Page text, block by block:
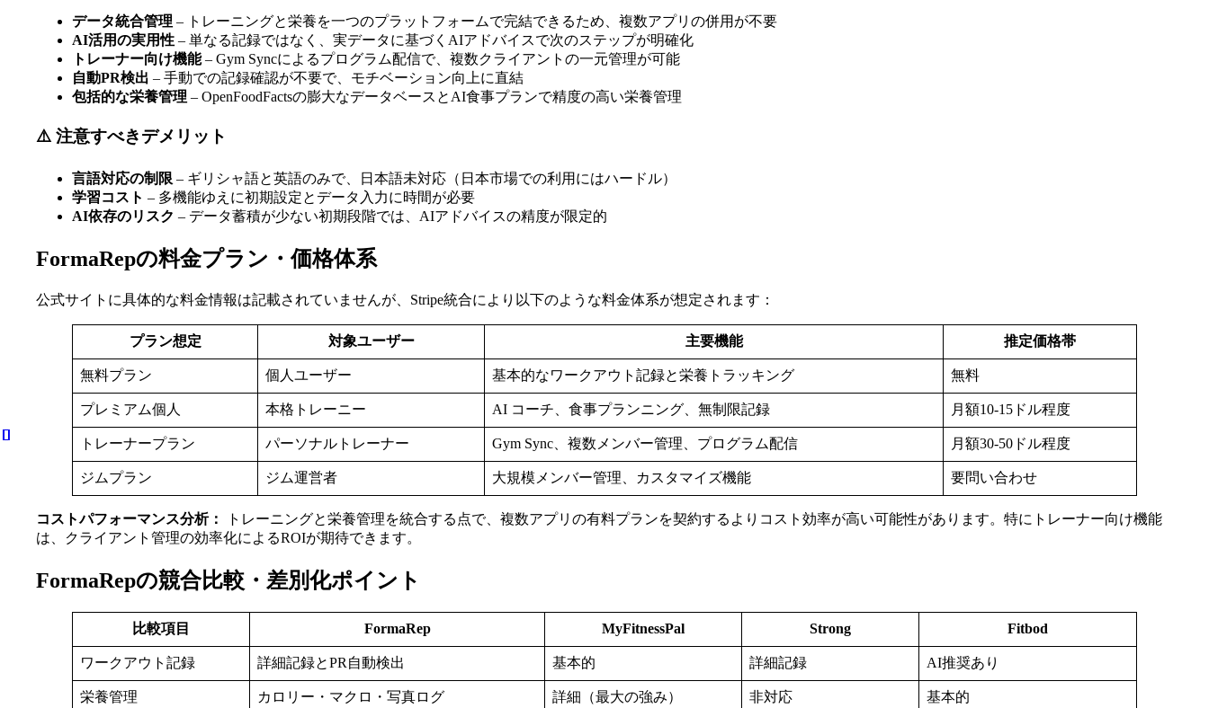
データ統合管理 – トレーニングと栄養を一つのプラットフォームで完結できるため、複数アプリの併用が不要
AI活用の実用性 – 単なる記録ではなく、実データに基づくAIアドバイスで次のステップが明確化
トレーナー向け機能– Gym Syncによるプログラム配信で、複数クライアントの一元管理が可能
自動PR検出 – 手動での記録確認が不要で、モチベーション向上に直結
包括的な栄養管理 – OpenFoodFactsの膨大なデータベースとAI食事プランで精度の高い栄養管理
⚠️ 注意すべきデメリット
言語対応の制限 – ギリシャ語と英語のみで、日本語未対応（日本市場での利用にはハードル）
学習コスト – 多機能ゆえに初期設定とデータ入力に時間が必要
AI依存のリスク – データ蓄積が少ない初期段階では、AIアドバイスの精度が限定的
FormaRepの料金プラン・価格体系
公式サイトに具体的な料金情報は記載されていませんが、Stripe統合により以下のような料金体系が想定されます：
プラン想定 対象ユーザー 主要機能 推定価格帯
無料プラン 個人ユーザー 基本的なワークアウト記録と栄養トラッキング 無料
プレミアム個人 本格トレーニー AI コーチ、食事プランニング、無制限記録 月額10-15ドル程度
トレーナープラン パーソナルトレーナー Gym Sync、複数メンバー管理、プログラム配信 月額30-50ドル程度
ジムプラン ジム運営者 大規模メンバー管理、カスタマイズ機能 要問い合わせ
コストパフォーマンス分析：
トレーニングと栄養管理を統合する点で、複数アプリの有料プランを契約するよりコスト効率が高い可能性があります。特にトレーナー向け機能
は、クライアント管理の効率化によるROIが期待できます。
FormaRepの競合比較・差別化ポイント
比較項目 FormaRep MyFitnessPal Strong Fitbod
ワークアウト記録 詳細記録とPR自動検出 基本的 詳細記録 AI推奨あり
栄養管理 カロリー・マクロ・写真ログ 詳細（最大の強み） 非対応 基本的